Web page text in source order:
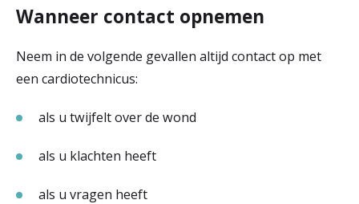
Wanneer contact opnemen
Neem in de volgende gevallen altijd contact op met
een cardiotechnicus:
als u twijfelt over de wond
als u klachten heeft
als u vragen heeft